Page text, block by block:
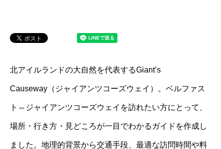
北アイルランドの大自然を代表するGiant’s
Causeway（ジャイアンツコーズウェイ）。ベルファス
ト⇔ジャイアンツコーズウェイを訪れたい方にとって、
場所・行き方・見どころが一目でわかるガイドを作成し
ました。地理的背景から交通手段、最適な訪問時間や料